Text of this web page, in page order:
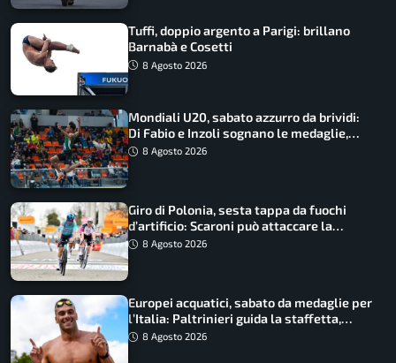
Tuffi, doppio argento a Parigi: brillano
Barnabà e Cosetti
8 Agosto 2026
Mondiali U20, sabato azzurro da brividi:
Di Fabio e Inzoli sognano le medaglie,
Castellani e Succo in finale
8 Agosto 2026
Giro di Polonia, sesta tappa da fuochi
d’artificio: Scaroni può attaccare la
maglia di Lemmen
8 Agosto 2026
Europei acquatici, sabato da medaglie per
l’Italia: Paltrinieri guida la staffetta,
Barnabà sogna l’oro dalle grandi altezze
8 Agosto 2026